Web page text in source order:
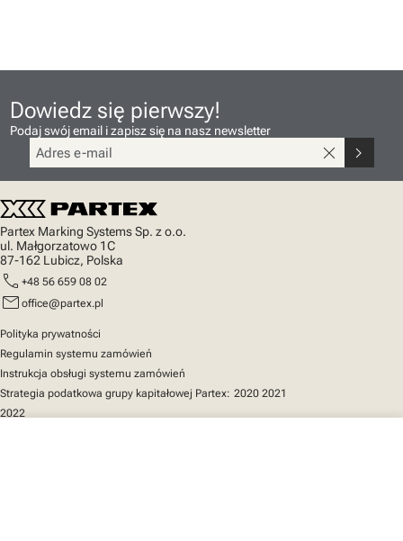
Dowiedz się pierwszy!
Podaj swój email i zapisz się na nasz newsletter
close chevron_right
Partex Marking Systems Sp. z o.o.
ul. Małgorzatowo 1C
87-162 Lubicz, Polska
call +48 56 659 08 02
mail office@partex.pl
Polityka prywatności
Regulamin systemu zamówień
Instrukcja obsługi systemu zamówień
Strategia podatkowa grupy kapitałowej Partex: 2020 2021
2022